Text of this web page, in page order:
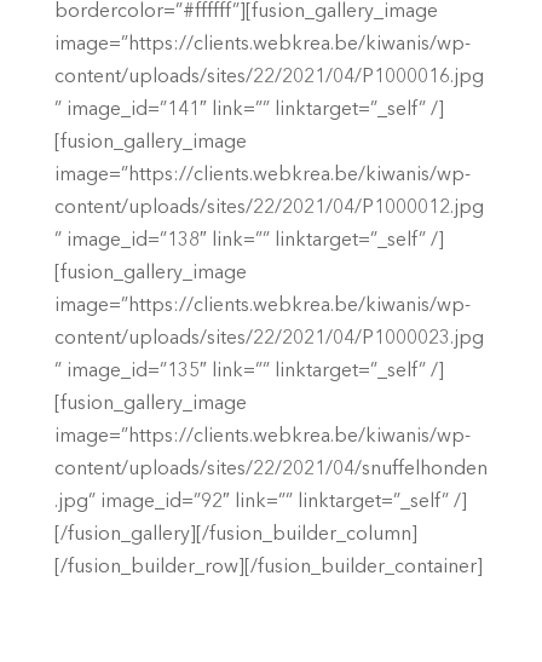
bordercolor=”#ffffff”][fusion_gallery_image
image=”https://clients.webkrea.be/kiwanis/wp-
content/uploads/sites/22/2021/04/P1000016.jpg
” image_id=”141″ link=”” linktarget=”_self” /]
[fusion_gallery_image
image=”https://clients.webkrea.be/kiwanis/wp-
content/uploads/sites/22/2021/04/P1000012.jpg
” image_id=”138″ link=”” linktarget=”_self” /]
[fusion_gallery_image
image=”https://clients.webkrea.be/kiwanis/wp-
content/uploads/sites/22/2021/04/P1000023.jpg
” image_id=”135″ link=”” linktarget=”_self” /]
[fusion_gallery_image
image=”https://clients.webkrea.be/kiwanis/wp-
content/uploads/sites/22/2021/04/snuffelhonden
.jpg” image_id=”92″ link=”” linktarget=”_self” /]
[/fusion_gallery][/fusion_builder_column]
[/fusion_builder_row][/fusion_builder_container]